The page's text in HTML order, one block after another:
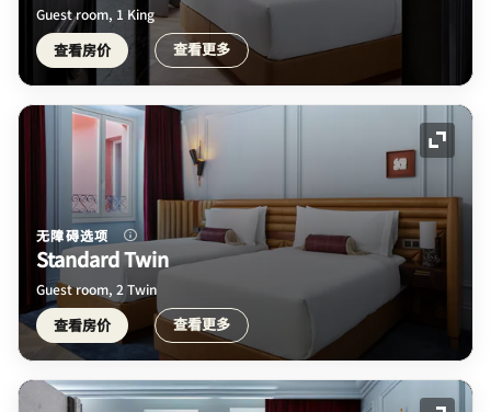
Guest room, 1 King
查看房价 查看更多
展开
无障碍选项
Standard Twin
Guest room, 2 Twin
查看房价 查看更多